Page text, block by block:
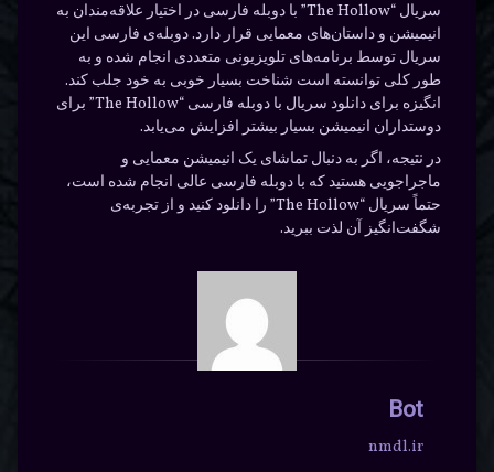
سریال “The Hollow” با دوبله فارسی در اختیار علاقه‌مندان به
انیمیشن و داستان‌های معمایی قرار دارد. دوبله‌ی فارسی این
سریال توسط برنامه‌های تلویزیونی متعددی انجام شده و به
طور کلی توانسته است شناخت بسیار خوبی به خود جلب کند.
انگیزه برای دانلود سریال با دوبله فارسی “The Hollow” برای
دوستداران انیمیشن بسیار بیشتر افزایش می‌یابد.
در نتیجه، اگر به دنبال تماشای یک انیمیشن معمایی و
ماجراجویی هستید که با دوبله فارسی عالی انجام شده است،
حتماً سریال “The Hollow” را دانلود کنید و از تجربه‌ی
شگفت‌انگیز آن لذت ببرید.
Bot
nmdl.ir